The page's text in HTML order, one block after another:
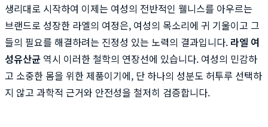
생리대로 시작하여 이제는 여성의 전반적인 웰니스를 아우르는
브랜드로 성장한 라엘의 여정은, 여성의 목소리에 귀 기울이고 그
들의 필요를 해결하려는 진정성 있는 노력의 결과입니다. 라엘 여
성유산균 역시 이러한 철학의 연장선에 있습니다. 여성의 민감하
고 소중한 몸을 위한 제품이기에, 단 하나의 성분도 허투루 선택하
지 않고 과학적 근거와 안전성을 철저히 검증합니다.